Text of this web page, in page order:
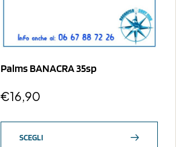
Palms BANACRA 35sp
€16,90
SCEGLI